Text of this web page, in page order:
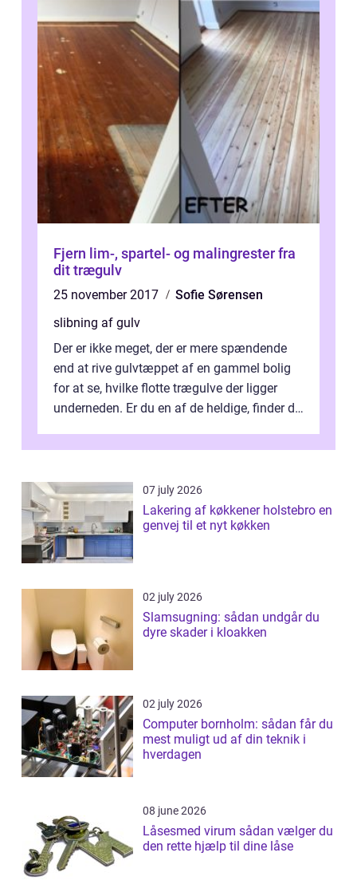
Fjern lim-, spartel- og malingrester fra
dit trægulv
25 november 2017
Sofie Sørensen
slibning af gulv
Der er ikke meget, der er mere spændende
end at rive gulvtæppet af en gammel bolig
for at se, hvilke flotte trægulve der ligger
underneden. Er du en af de heldige, finder du
07 july 2026
Lakering af køkkener holstebro en
genvej til et nyt køkken
02 july 2026
Slamsugning: sådan undgår du
dyre skader i kloakken
02 july 2026
Computer bornholm: sådan får du
mest muligt ud af din teknik i
hverdagen
08 june 2026
Låsesmed virum sådan vælger du
den rette hjælp til dine låse